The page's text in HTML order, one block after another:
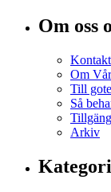
Om oss
Kontakt
Om
Till
Så
Arkiv